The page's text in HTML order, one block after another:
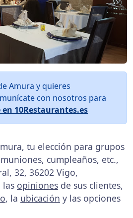
Amura y quieres
con nosotros para
10Restaurantes.es
tu elección para grupos
cumpleaños, etc.,
32, 36202 Vigo,
las opiniones de sus clientes,
, la ubicación y las opciones